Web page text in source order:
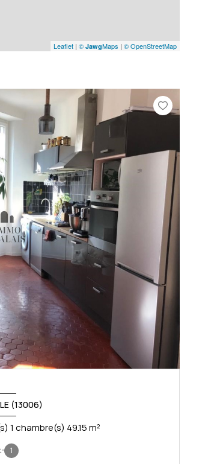
Leaflet | © JawgMaps | © OpenStreetMap
(13006)
Appartement 2 pièce(s) 1 chambre(s) 49.15 m²
1